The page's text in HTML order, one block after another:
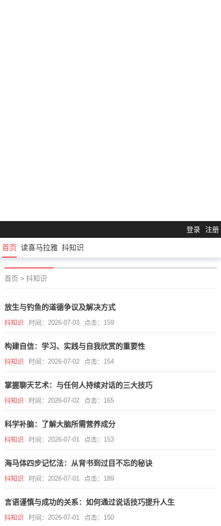
登录 注册
首页 读喜马拉雅 抖知识
首页 > 抖知识
放生与钓鱼的道德争议及解决方式
抖知识 时间：2026-07-03 点击：159
构建自信：学习、实践与自我欣赏的重要性
抖知识 时间：2026-07-02 点击：154
掌握聊天艺术：与任何人持续对话的三大技巧
抖知识 时间：2026-07-02 点击：165
科学补脑：了解大脑所需营养成分
抖知识 时间：2026-07-01 点击：153
海马体四步记忆法：从背书到过目不忘的秘诀
抖知识 时间：2026-07-01 点击：189
言语谨慎与成功的关系：如何通过说话技巧提升人生
抖知识 时间：2026-07-01 点击：150